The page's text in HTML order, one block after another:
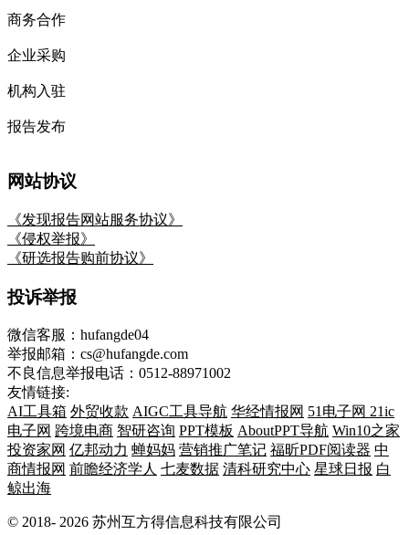
商务合作
企业采购
机构入驻
报告发布
网站协议
《发现报告网站服务协议》
《侵权举报》
《研选报告购前协议》
投诉举报
微信客服：hufangde04
举报邮箱：cs@hufangde.com
不良信息举报电话：0512-88971002
友情链接:
AI工具箱 外贸收款 AIGC工具导航 华经情报网 51电子网 21ic
电子网 跨境电商 智研咨询 PPT模板 AboutPPT导航 Win10之家
投资家网 亿邦动力 蝉妈妈 营销推广笔记 福昕PDF阅读器 中
商情报网 前瞻经济学人 七麦数据 清科研究中心 星球日报 白
鲸出海
© 2018- 2026 苏州互方得信息科技有限公司